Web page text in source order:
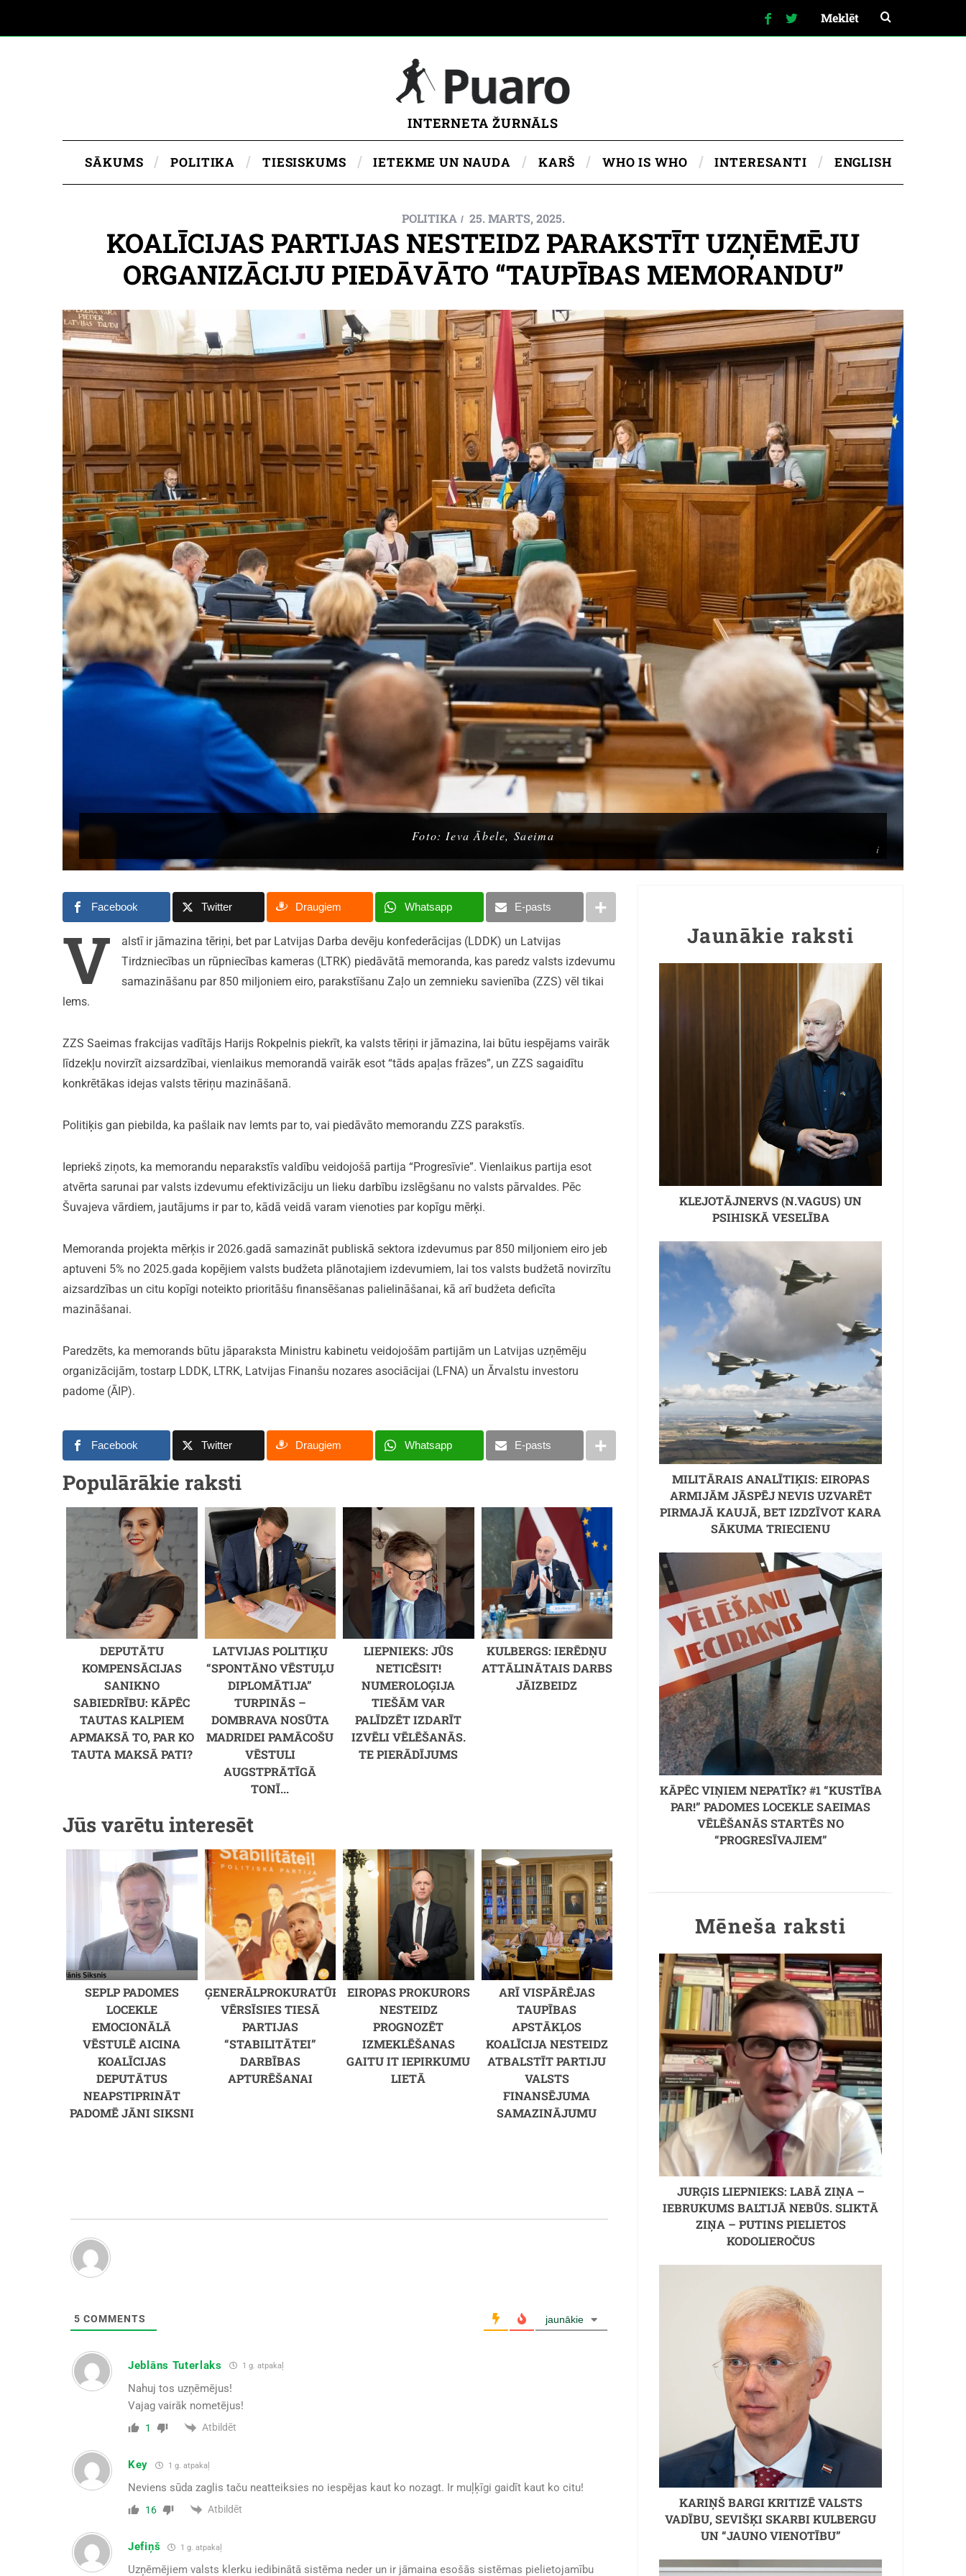
INTERNETA ŽURNĀLS
SĀKUMS POLITIKA TIESISKUMS IETEKME UN NAUDA KARŠ WHO IS WHO INTERESANTI ENGLISH
POLITIKA 25. MARTS, 2025.
KOALĪCIJAS PARTIJAS NESTEIDZ PARAKSTĪT UZŅĒMĒJU
ORGANIZĀCIJU PIEDĀVĀTO “TAUPĪBAS MEMORANDU”
Foto: Ieva Ābele, Saeima
Facebook Twitter Draugiem Whatsapp E-pasts
V
alstī ir jāmazina tēriņi, bet par Latvijas Darba devēju konfederācijas (LDDK) un Latvijas
Tirdzniecības un rūpniecības kameras (LTRK) piedāvātā memoranda, kas paredz valsts izdevumu
samazināšanu par 850 miljoniem eiro, parakstīšanu Zaļo un zemnieku savienība (ZZS) vēl tikai
lems.
ZZS Saeimas frakcijas vadītājs Harijs Rokpelnis piekrīt, ka valsts tēriņi ir jāmazina, lai būtu iespējams vairāk
līdzekļu novirzīt aizsardzībai, vienlaikus memorandā vairāk esot “tāds apaļas frāzes”, un ZZS sagaidītu
konkrētākas idejas valsts tēriņu mazināšanā.
Politiķis gan piebilda, ka pašlaik nav lemts par to, vai piedāvāto memorandu ZZS parakstīs.
Iepriekš ziņots, ka memorandu neparakstīs valdību veidojošā partija “Progresīvie”. Vienlaikus partija esot
atvērta sarunai par valsts izdevumu efektivizāciju un lieku darbību izslēgšanu no valsts pārvaldes. Pēc
Šuvajeva vārdiem, jautājums ir par to, kādā veidā varam vienoties par kopīgu mērķi.
Memoranda projekta mērķis ir 2026.gadā samazināt publiskā sektora izdevumus par 850 miljoniem eiro jeb
aptuveni 5% no 2025.gada kopējiem valsts budžeta plānotajiem izdevumiem, lai tos valsts budžetā novirzītu
aizsardzības un citu kopīgi noteikto prioritāšu finansēšanas palielināšanai, kā arī budžeta deficīta
mazināšanai.
Paredzēts, ka memorands būtu jāparaksta Ministru kabinetu veidojošām partijām un Latvijas uzņēmēju
organizācijām, tostarp LDDK, LTRK, Latvijas Finanšu nozares asociācijai (LFNA) un Ārvalstu investoru
padome (ĀIP).
Facebook Twitter Draugiem Whatsapp E-pasts
Populārākie raksti
DEPUTĀTU
KOMPENSĀCIJAS
SANIKNO
SABIEDRĪBU: KĀPĒC
TAUTAS KALPIEM
APMAKSĀ TO, PAR KO
TAUTA MAKSĀ PATI?
LATVIJAS POLITIĶU
“SPONTĀNO VĒSTUĻU
DIPLOMĀTIJA”
TURPINĀS –
DOMBRAVA NOSŪTA
MADRIDEI PAMĀCOŠU
VĒSTULI
AUGSTPRĀTĪGĀ
TONĪ...
LIEPNIEKS: JŪS
NETICĒSIT!
NUMEROLOĢIJA
TIEŠĀM VAR
PALĪDZĒT IZDARĪT
IZVĒLI VĒLĒŠANĀS.
TE PIERĀDĪJUMS
KULBERGS: IERĒDŅU
ATTĀLINĀTAIS DARBS
JĀIZBEIDZ
Jūs varētu interesēt
SEPLP PADOMES
LOCEKLE
EMOCIONĀLĀ
VĒSTULĒ AICINA
KOALĪCIJAS
DEPUTĀTUS
NEAPSTIPRINĀT
PADOMĒ JĀNI SIKSNI
ĢENERĀLPROKURATŪRA
VĒRSĪSIES TIESĀ
PARTIJAS
“STABILITĀTEI”
DARBĪBAS
APTURĒŠANAI
EIROPAS PROKURORS
NESTEIDZ
PROGNOZĒT
IZMEKLĒŠANAS
GAITU IT IEPIRKUMU
LIETĀ
ARĪ VISPĀRĒJAS
TAUPĪBAS
APSTĀKĻOS
KOALĪCIJA NESTEIDZ
ATBALSTĪT PARTIJU
VALSTS
FINANSĒJUMA
SAMAZINĀJUMU
5 COMMENTS jaunākie
Jeblāns Tuterlaks 1 g. atpakaļ
Nahuj tos uzņēmējus!
Vajag vairāk nometējus!
1 Atbildēt
Key 1 g. atpakaļ
Neviens sūda zaglis taču neatteiksies no iespējas kaut ko nozagt. Ir muļķīgi gaidīt kaut ko citu!
16 Atbildēt
Jefiņš 1 g. atpakaļ
Uzņēmējiem valsts klerku iedibinātā sistēma neder un ir jāmaina esošās sistēmas pielietojamību
Jaunākie raksti
KLEJOTĀJNERVS (N.VAGUS) UN
PSIHISKĀ VESELĪBA
MILITĀRAIS ANALĪTIĶIS: EIROPAS
ARMIJĀM JĀSPĒJ NEVIS UZVARĒT
PIRMAJĀ KAUJĀ, BET IZDZĪVOT KARA
SĀKUMA TRIECIENU
KĀPĒC VIŅIEM NEPATĪK? #1 “KUSTĪBA
PAR!” PADOMES LOCEKLE SAEIMAS
VĒLĒŠANĀS STARTĒS NO
“PROGRESĪVAJIEM”
Mēneša raksti
JURĢIS LIEPNIEKS: LABĀ ZIŅA –
IEBRUKUMS BALTIJĀ NEBŪS. SLIKTĀ
ZIŅA – PUTINS PIELIETOS
KODOLIEROČUS
KARIŅŠ BARGI KRITIZĒ VALSTS
VADĪBU, SEVIŠĶI SKARBI KULBERGU
UN “JAUNO VIENOTĪBU”